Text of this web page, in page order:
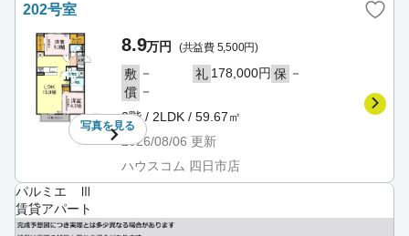
202号室
写真を見る
8.9万円 (共益費 5,500円)
敷 － 礼 178,000円 保 －
償 －
2階 / 2LDK / 59.67㎡
2026/08/06 更新
ハウスコム 四日市店
パルミエ Ⅲ
賃貸アパート